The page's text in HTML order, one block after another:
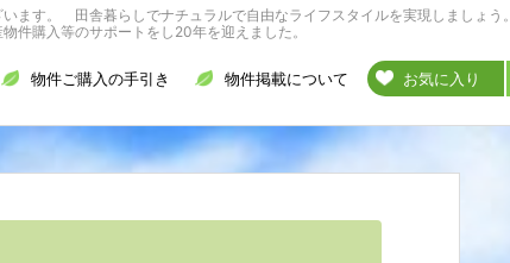
ます。 田舎暮らしでナチュラルで自由なライフスタイルを実現しましょう。
件購入等のサポートをし20年を迎えました。
物件ご購入の手引き 物件掲載について お気に入り